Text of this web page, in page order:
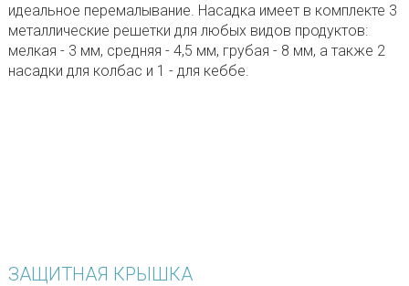
идеальное перемалывание. Насадка имеет в комплекте 3
металлические решетки для любых видов продуктов:
мелкая - 3 мм, средняя - 4,5 мм, грубая - 8 мм, а также 2
насадки для колбас и 1 - для кеббе.
ЗАЩИТНАЯ КРЫШКА